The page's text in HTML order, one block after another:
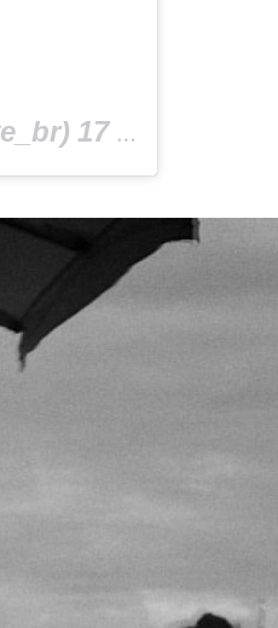
17 Апр 2019 в 2:04 PDT